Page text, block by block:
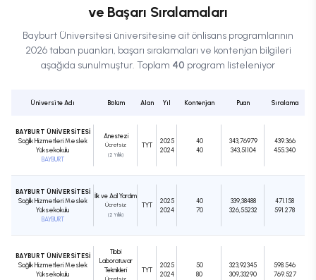
ve Başarı Sıralamaları
Bayburt Üniversitesi üniversitesine aitönlisans programlarının
2026 taban puanları, başarı sıralamaları ve kontenjan bilgileri
aşağıda sunulmuştur. Toplam 40 program listeleniyor
Üniversite Adı Bölüm Alan Yıl Kontenjan Puan Sıralama
BAYBURT ÜNİVERSİTESİ
Sağlık Hizmetleri Meslek
Yüksekokulu
BAYBURT
Anestezi
Ücretsiz
(2 Yıllık)
TYT
2025
2024
40
40
343,76979
343,51104
439.366
455.340
BAYBURT ÜNİVERSİTESİ
Sağlık Hizmetleri Meslek
Yüksekokulu
BAYBURT
İlk ve Acil Yardım
Ücretsiz
(2 Yıllık)
TYT
2025
2024
40
70
339,38488
326,55232
471.158
591.278
BAYBURT ÜNİVERSİTESİ
Sağlık Hizmetleri Meslek
Yüksekokulu
Tıbbi
Laboratuvar
Teknikleri
Ücretsiz
TYT
2025
2024
50
80
323,92345
309,33290
598.546
769.527